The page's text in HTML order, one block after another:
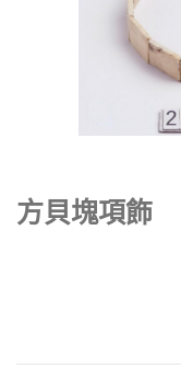
方貝塊項飾